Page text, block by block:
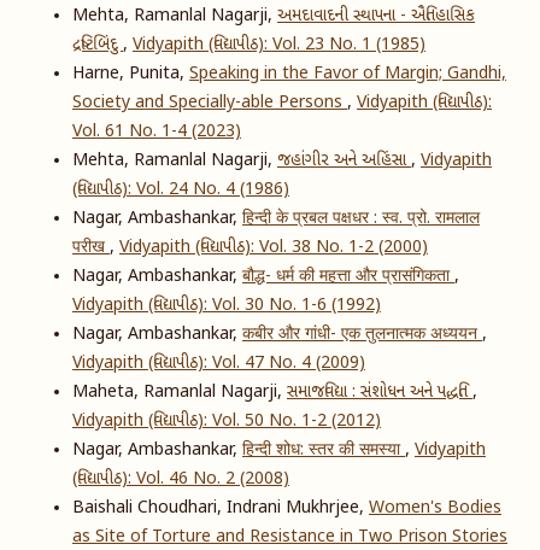
Mehta, Ramanlal Nagarji, અમદાવાદની સ્થાપના - ઐતિહાસિક
દ્રષ્ટિબિંદુ , Vidyapith (વિદ્યાપીઠ): Vol. 23 No. 1 (1985)
Harne, Punita, Speaking in the Favor of Margin; Gandhi,
Society and Specially-able Persons , Vidyapith (વિદ્યાપીઠ):
Vol. 61 No. 1-4 (2023)
Mehta, Ramanlal Nagarji, જહાંગીર અને અહિંસા, Vidyapith
(વિદ્યાપીઠ): Vol. 24 No. 4 (1986)
Nagar, Ambashankar, हिन्दी के प्रबल पक्षधर : स्व. प्रो. रामलाल
परीख , Vidyapith (વિદ્યાપીઠ): Vol. 38 No. 1-2 (2000)
Nagar, Ambashankar, बौद्ध- धर्म की महत्ता और प्रासंगिकता,
Vidyapith (વિદ્યાપીઠ): Vol. 30 No. 1-6 (1992)
Nagar, Ambashankar, कबीर और गांधी- एक तुलनात्मक अध्ययन ,
Vidyapith (વિદ્યાપીઠ): Vol. 47 No. 4 (2009)
Maheta, Ramanlal Nagarji, સમાજવિદ્યા : સંશોધન અને પદ્ધતિ,
Vidyapith (વિદ્યાપીઠ): Vol. 50 No. 1-2 (2012)
Nagar, Ambashankar, हिन्दी शोध: स्तर की समस्या, Vidyapith
(વિદ્યાપીઠ): Vol. 46 No. 2 (2008)
Baishali Choudhari, Indrani Mukhrjee, Women's Bodies
as Site of Torture and Resistance in Two Prison Stories